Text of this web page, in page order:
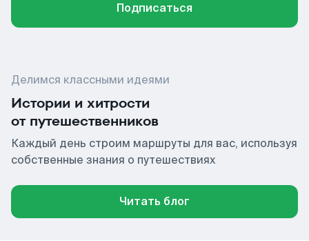
Подписаться
Делимся классными идеями
Истории и хитрости
от путешественников
Каждый день строим маршруты для вас, используя
собственные знания о путешествиях
Читать блог